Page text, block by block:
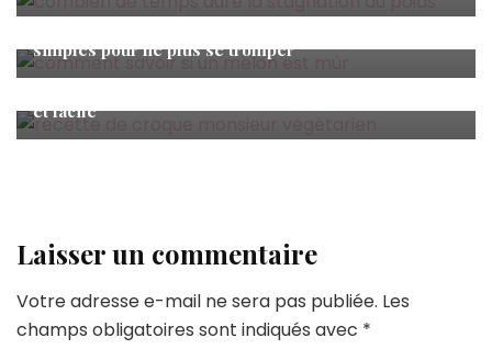
simples pour ne plus se tromper
Nutrition,Recettes
et facile
Laisser un commentaire
Votre adresse e-mail ne sera pas publiée. Les
champs obligatoires sont indiqués avec *